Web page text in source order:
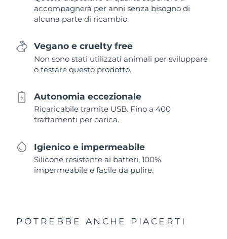
accompagnerà per anni senza bisogno di
alcuna parte di ricambio.
Vegano e cruelty free
Non sono stati utilizzati animali per sviluppare
o testare questo prodotto.
Autonomia eccezionale
Ricaricabile tramite USB. Fino a 400
trattamenti per carica.
Igienico e impermeabile
Silicone resistente ai batteri, 100%
impermeabile e facile da pulire.
POTREBBE ANCHE PIACERTI